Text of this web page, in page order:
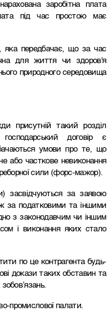
заробітна плата
під час простою має
яка передбачає, що за час
для життя чи здоров'я
природного середовища
присутній такий розділ
договір є
умови про те, що
або часткове невиконання
сили (форс-мажор).
засвідчуються за заявою
за податковими та іншими
з законодавчим чи іншим
і виконання яких стало
по це контрагента будь-
докази таких обставин та
промислової палати.